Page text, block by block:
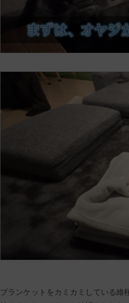
ブランケットをカミカミしている維